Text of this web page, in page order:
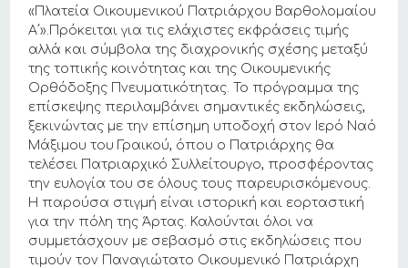
«Πλατεία Οικουμενικού Πατριάρχου Βαρθολομαίου
Α΄».Πρόκειται για τις ελάχιστες εκφράσεις τιμής
αλλά και σύμβολα της διαχρονικής σχέσης μεταξύ
της τοπικής κοινότητας και της Οικουμενικής
Ορθόδοξης Πνευματικότητας. Το πρόγραμμα της
επίσκεψης περιλαμβάνει σημαντικές εκδηλώσεις,
ξεκινώντας με την επίσημη υποδοχή στον Ιερό Ναό
Μάξιμου του Γραικού, όπου ο Πατριάρχης θα
τελέσει Πατριαρχικό Συλλείτουργο, προσφέροντας
την ευλογία του σε όλους τους παρευρισκόμενους.
Η παρούσα στιγμή είναι ιστορική και εορταστική
για την πόλη της Άρτας. Καλούνται όλοι να
συμμετάσχουν με σεβασμό στις εκδηλώσεις που
τιμούν τον Παναγιώτατο Οικουμενικό Πατριάρχη